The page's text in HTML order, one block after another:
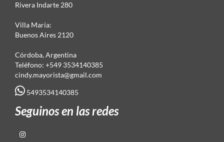
Rivera Indarte 280
Villa María:
Buenos Aires 2120
Córdoba, Argentina
Teléfono: +549 3534140385
cindy.mayorista@gmail.com
5493534140385
Seguinos en las redes